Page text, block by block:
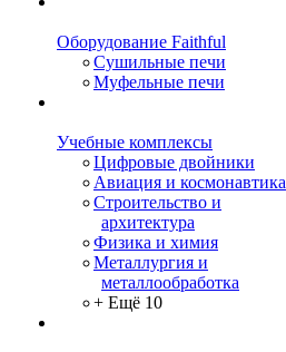
Оборудование Faithful
Сушильные печи
Муфельные печи
Учебные комплексы
Цифровые двойники
Авиация и космонавтика
Строительство и
архитектура
Физика и химия
Металлургия и
металлообработка
+ Ещё 10